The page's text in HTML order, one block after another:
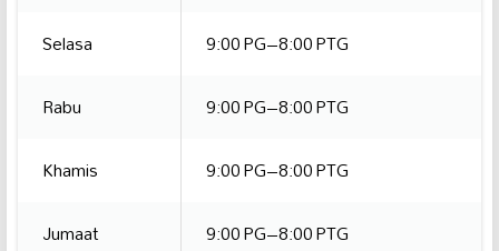
Selasa
9:00 PG–8:00 PTG
Rabu
9:00 PG–8:00 PTG
Khamis
9:00 PG–8:00 PTG
Jumaat
9:00 PG–8:00 PTG